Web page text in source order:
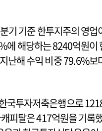
기 기준 한투지주의 영업
에 해당하는 8240억원이
난해 수익 비중 79.6%보
국투자저축은행으로
피탈은 417억원을 기록